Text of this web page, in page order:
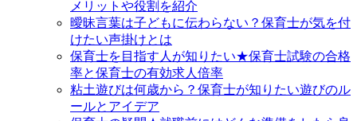
メリットや役割を紹介
曖昧言葉は子どもに伝わらない？保育士が気を付
けたい声掛けとは
保育士を目指す人が知りたい★保育士試験の合格
率と保育士の有効求人倍率
粘土遊びは何歳から？保育士が知りたい遊びのル
ールとアイデア